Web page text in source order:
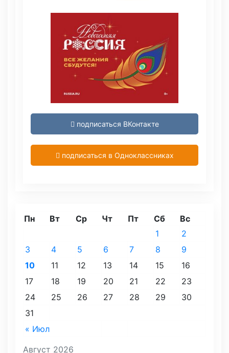
подписаться ВКонтакте
подписаться в Одноклассниках
Август 2026
Пн Вт Ср Чт Пт Сб Вс
« Июл
1
2
3
4 5 6 7 8
9
10
11 12 13 14 15
16
17
18 19 20 21 22
23
24
25 26 27 28 29
30
31